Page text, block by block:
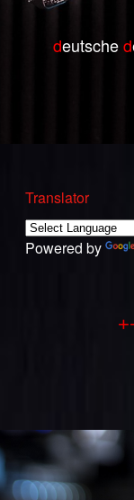
deutsched
Translator
Powered by
+++